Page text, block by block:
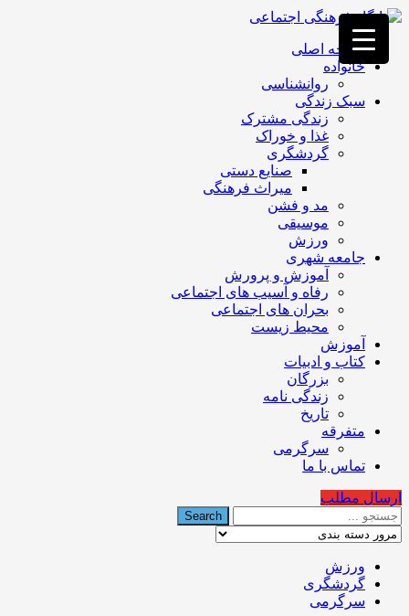
فصد
خون
غرب
تهران
خشکشویی
تصفیه
تهران
صفحه اصلی
خانواده
روانشناسی
سبک زندگی
زندگی مشترک
غذا و خوراک
گردشگری
صنایع دستی
میراث فرهنگی
مد و فشن
موسیقی
ورزش
جامعه شهری
آموزش و پرورش
رفاه و آسیب های اجتماعی
بحران های اجتماعی
محیط زیست
آموزش
کتاب و ادبیات
بزرگان
زندگی نامه
تاریخ
متفرقه
سرگرمی
تماس با ما
ارسال مطلب
ورزش
گردشگری
سرگرمی